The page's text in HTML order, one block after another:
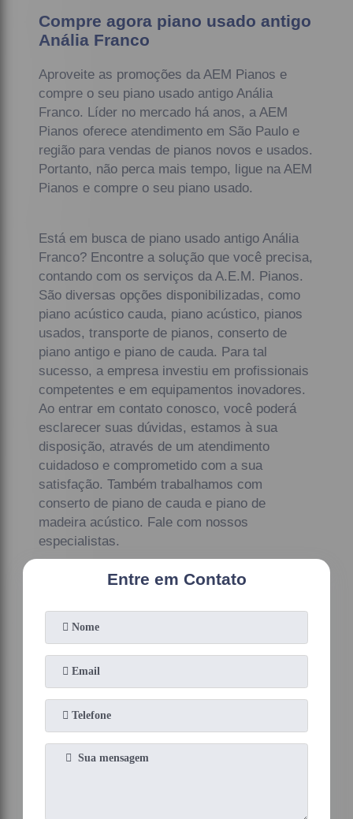
Compre agora piano usado antigo
Anália Franco
Aproveite as promoções da AEM Pianos e
compre o seu piano usado antigo Anália
Franco. Líder no mercado há anos, a AEM
Pianos oferece atendimento em São Paulo e
região para vendas de pianos novos e usados.
Portanto, não perca mais tempo, ligue na AEM
Pianos e compre o seu piano usado.
Está em busca de piano usado antigo Anália
Franco? Encontre a solução que você precisa,
contando com os serviços da A.E.M. Pianos.
São diversas opções disponibilizadas, como
piano acústico cauda, piano acústico, pianos
usados, transporte de pianos, conserto de
piano antigo e piano de cauda. Para tal
sucesso, a empresa investiu em profissionais
competentes e em equipamentos inovadores.
Ao entrar em contato conosco, você poderá
esclarecer suas dúvidas, estamos à sua
disposição, através de um atendimento
cuidadoso e comprometido com a sua
satisfação. Também trabalhamos com
conserto de piano de cauda e piano de
madeira acústico. Fale com nossos
especialistas.
Entre em Contato